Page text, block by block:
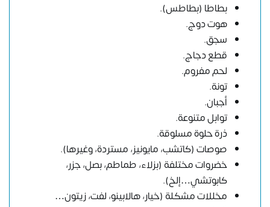
بطاطا (بطاطس).
هوت دوج.
سجق.
قطع دجاج.
لحم مفروم.
تونة.
أجبان.
توابل متنوعة.
ذرة حلوة مسلوقة.
صوصات (كاتشب، مايونيز، مستردة، وغيرها).
خضروات مختلفة (بزلاء، طماطم، بصل، جزر،
كابوتشي…إلخ).
مخللات مشكلة (خيار، هالابينو، لفت، زيتون…